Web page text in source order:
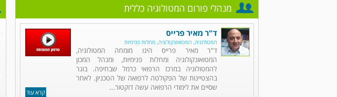
מנהלי פורום המטולוגיה כללית
קרא עוד
ד"ר מאיר פרייס
המטולוגיה, המטואונקולוגיה, מחלות פנימיות
ד"ר מאיר פרייס הינו מומחה המטולוגיה,
המטואונקולוגיה ומחלות פנימיות, ומנהל המכון
להמטולוגיה במרכז הרפואי כרמל שבחיפה. בוגר
בהצטיינות של הפקולטה לרפואה של הטכניון. לאחר
שסיים את לימודי הרפואה עשה דוקטור...